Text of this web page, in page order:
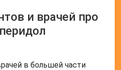
и врачей про
в большей части